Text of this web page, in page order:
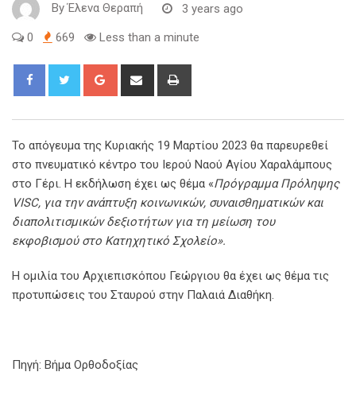
ByΈλενα Θεραπή 3 years ago
0 669 Less than a minute
Το απόγευμα της Κυριακής 19 Μαρτίου 2023 θα παρευρεθεί
στο πνευματικό κέντρο του Ιερού Ναού Αγίου Χαραλάμπους
στο Γέρι. Η εκδήλωση έχει ως θέμα «Πρόγραμμα Πρόληψης
VISC, για την ανάπτυξη κοινωνικών, συναισθηματικών και
διαπολιτισμικών δεξιοτήτων για τη μείωση του
εκφοβισμού στο Κατηχητικό Σχολείο».
Η ομιλία του Αρχιεπισκόπου Γεώργιου θα έχει ως θέμα τις
προτυπώσεις του Σταυρού στην Παλαιά Διαθήκη.
Πηγή: Βήμα Ορθοδοξίας